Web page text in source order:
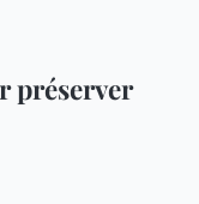
préserver